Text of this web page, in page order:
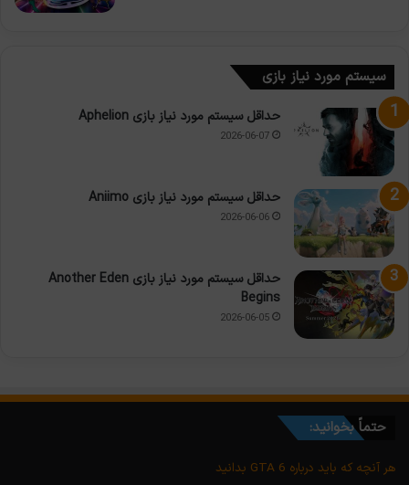
سیستم مورد نیاز بازی
حداقل سیستم مورد نیاز بازی Aphelion
2026-06-07
حداقل سیستم مورد نیاز بازی Aniimo
2026-06-06
حداقل سیستم مورد نیاز بازی Another Eden
Begins
2026-06-05
حتماً بخوانید:
هر آنچه که باید درباره GTA 6 بدانید